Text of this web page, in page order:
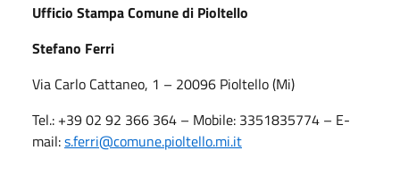
Ufficio Stampa Comune di Pioltello
Stefano Ferri
Via Carlo Cattaneo, 1 – 20096 Pioltello (Mi)
Tel.: +39 02 92 366 364 – Mobile: 3351835774 – E-
mail:s.ferri@comune.pioltello.mi.it